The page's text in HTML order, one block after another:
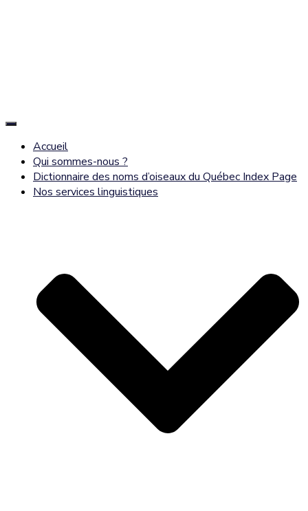
Déplier
navigationAccueil
Qui sommes-nous ?
Dictionnaire des noms d’oiseaux du Québec Index Page
Nos services linguistiques